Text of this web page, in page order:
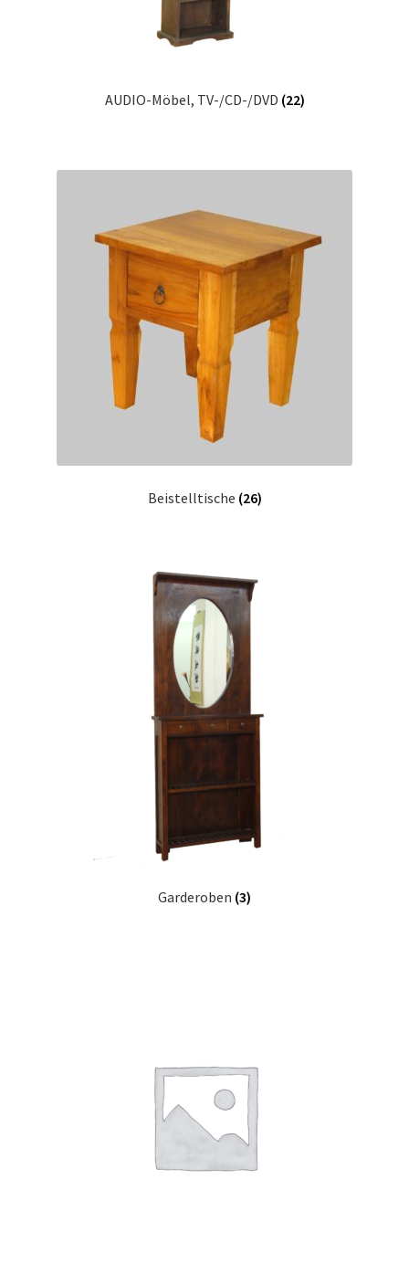
AUDIO-Möbel, TV-/CD-/DVD (22)
Beistelltische (26)
Garderoben (3)